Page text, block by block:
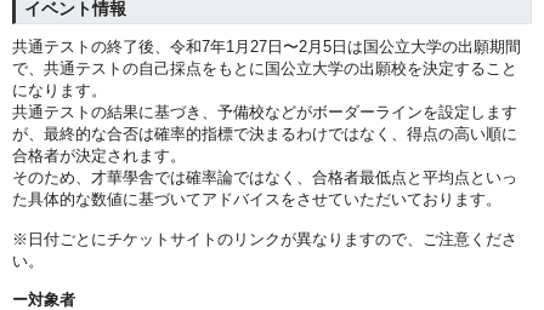
イベント情報
共通テストの終了後、令和7年1月27日〜2月5日は国公立大学の出願期間
で、 共通テストの自己採点をもとに国公立大学の出願校を決定すること
になります。
共通テストの結果に基づき、予備校などがボーダーラインを設定します
が、 最終的な合否は確率的指標で決まるわけではなく、得点の高い順に
合格者が決定されます。
そのため、才華學舎では確率論ではなく、合格者最低点と平均点といっ
た具体的な数値に基づいてアドバイスをさせていただいております。
※日付ごとにチケットサイトのリンクが異なりますので、ご注意くださ
い。
ー対象者